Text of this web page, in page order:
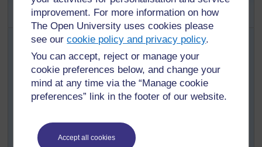
improvement. For more information on how
The Open University uses cookies please
see ourcookie policy and privacy policy.
You can accept, reject or manage your
cookie preferences below, and change your
mind at any time via the “Manage cookie
preferences” link in the footer of our website.
Accept all cookies
personnes-ressources locales
Cette activité traite de la manière dont vous pouvez
préparer et faire un cours où vous invitez un expert
local dans la classe. Pour préparer cela de façon
efficace, vous devrez penser aux choses suivantes :
Quelles personnes-ressources locales pourraient
sujets relatifs à la santé dont ces personnes
pourraient parler ? Par exemple :